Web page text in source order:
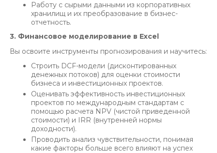
Работу с сырыми данными из корпоративных
хранилищ и их преобразование в бизнес-
отчетность.
3. Финансовое моделирование в Excel
Вы освоите инструменты прогнозирования и научитесь:
Строить DCF-модели (дисконтированных
денежных потоков) для оценки стоимости
бизнеса и инвестиционных проектов.
Оценивать эффективность инвестиционных
проектов по международным стандартам с
помощью расчета NPV (чистой приведенной
стоимости) и IRR (внутренней нормы
доходности).
Проводить анализ чувствительности, понимая
какие факторы больше всего влияют на успех